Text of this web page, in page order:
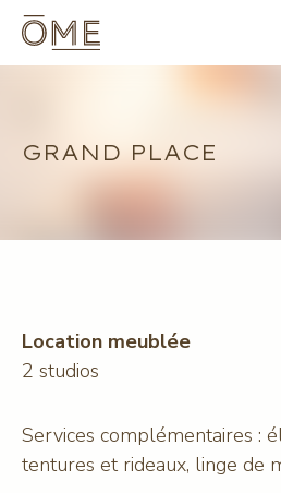
Aller
contenu
GRAND PLACE
Location meublée
2 studios
Services complémentaires :
tentures et rideaux, linge de